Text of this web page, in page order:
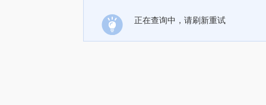
正在查询中，请刷新重试